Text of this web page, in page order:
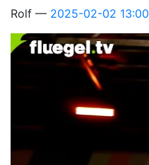
Rolf 2025-02-02 13:00